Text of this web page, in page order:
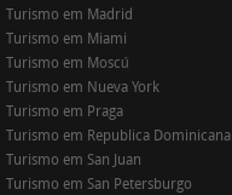
Turismo em Madrid
Turismo em Miami
Turismo em Moscú
Turismo em Nueva York
Turismo em Praga
Turismo em Republica Dominicana
Turismo em San Juan
Turismo em San Petersburgo